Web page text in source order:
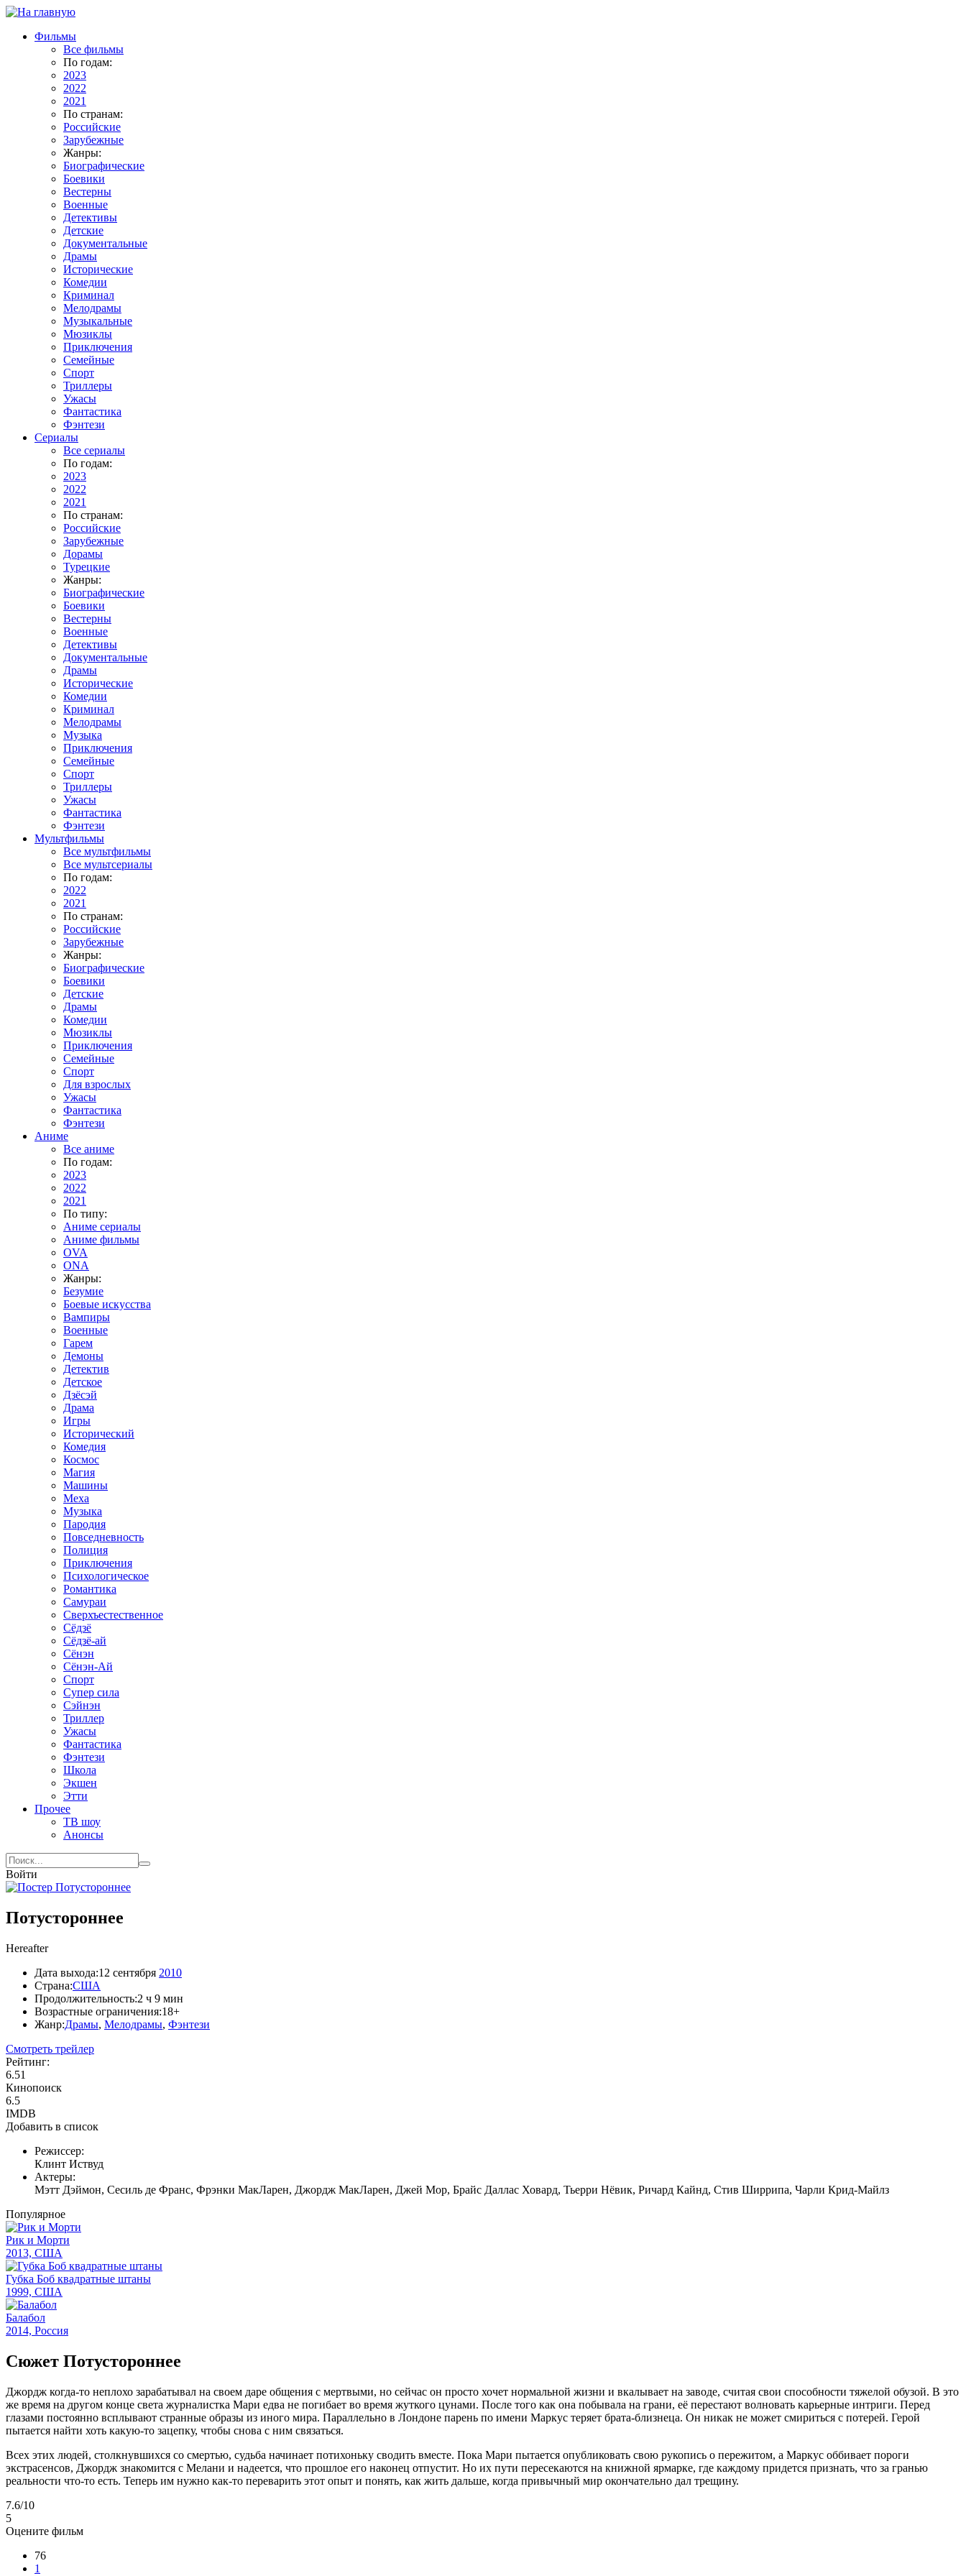
Фильмы
Все фильмы
По годам:
2023
2022
2021
По странам:
Российские
Зарубежные
Жанры:
Биографические
Боевики
Вестерны
Военные
Детективы
Детские
Документальные
Драмы
Исторические
Комедии
Криминал
Мелодрамы
Музыкальные
Мюзиклы
Приключения
Семейные
Спорт
Триллеры
Ужасы
Фантастика
Фэнтези
Сериалы
Все сериалы
По годам:
2023
2022
2021
По странам:
Российские
Зарубежные
Дорамы
Турецкие
Жанры:
Биографические
Боевики
Вестерны
Военные
Детективы
Документальные
Драмы
Исторические
Комедии
Криминал
Мелодрамы
Музыка
Приключения
Семейные
Спорт
Триллеры
Ужасы
Фантастика
Фэнтези
Мультфильмы
Все мультфильмы
Все мультсериалы
По годам:
2022
2021
По странам:
Российские
Зарубежные
Жанры:
Биографические
Боевики
Детские
Драмы
Комедии
Мюзиклы
Приключения
Семейные
Спорт
Для взрослых
Ужасы
Фантастика
Фэнтези
Аниме
Все аниме
По годам:
2023
2022
2021
По типу:
Аниме сериалы
Аниме фильмы
OVA
ONA
Жанры:
Безумие
Боевые искусства
Вампиры
Военные
Гарем
Демоны
Детектив
Детское
Дзёсэй
Драма
Игры
Исторический
Комедия
Космос
Магия
Машины
Меха
Музыка
Пародия
Повседневность
Полиция
Приключения
Психологическое
Романтика
Самураи
Сверхъестественное
Сёдзё
Сёдзё-ай
Сёнэн
Сёнэн-Ай
Спорт
Супер сила
Сэйнэн
Триллер
Ужасы
Фантастика
Фэнтези
Школа
Экшен
Этти
Прочее
ТВ шоу
Анонсы
Войти
Потустороннее
Hereafter
Дата выхода:12 сентября 2010
Страна:США
Продолжительность:2 ч 9 мин
Возрастные ограничения:18+
Жанр:Драмы, Мелодрамы, Фэнтези
Смотреть трейлер
Рейтинг:
6.51
Кинопоиск
6.5
IMDB
Добавить в список
Режиссер:
Клинт Иствуд
Актеры:
Мэтт Дэймон, Сесиль де Франс, Фрэнки МакЛарен, Джордж МакЛарен, Джей Мор, Брайс Даллас Ховард, Тьерри Нёвик, Ричард Кайнд, Стив Ширрипа, Чарли Крид-Майлз
Популярное
Рик и Морти
2013, США
Губка Боб квадратные штаны
1999, США
Балабол
2014, Россия
Сюжет Потустороннее
Джордж когда-то неплохо зарабатывал на своем даре общения с мертвыми, но сейчас он просто хочет нормальной жизни и вкалывает на заводе, считая свои способности тяжелой обузой. В это
же время на другом конце света журналистка Мари едва не погибает во время жуткого цунами. После того как она побывала на грани, её перестают волновать карьерные интриги. Перед
глазами постоянно всплывают странные образы из иного мира. Параллельно в Лондоне парень по имени Маркус теряет брата-близнеца. Он никак не может смириться с потерей. Герой
пытается найти хоть какую-то зацепку, чтобы снова с ним связаться.
Всех этих людей, столкнувшихся со смертью, судьба начинает потихоньку сводить вместе. Пока Мари пытается опубликовать свою рукопись о пережитом, а Маркус оббивает пороги
экстрасенсов, Джордж знакомится с Мелани и надеется, что прошлое его наконец отпустит. Но их пути пересекаются на книжной ярмарке, где каждому придется признать, что за гранью
реальности что-то есть. Теперь им нужно как-то переварить этот опыт и понять, как жить дальше, когда привычный мир окончательно дал трещину.
7.6/10
5
Оцените фильм
76
1